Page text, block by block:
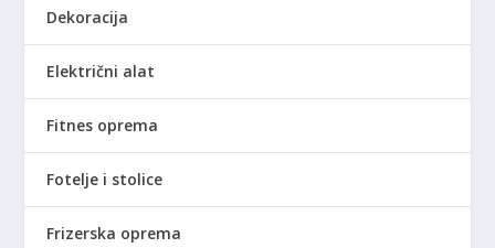
Dekoracija
Električni alat
Fitnes oprema
Fotelje i stolice
Frizerska oprema